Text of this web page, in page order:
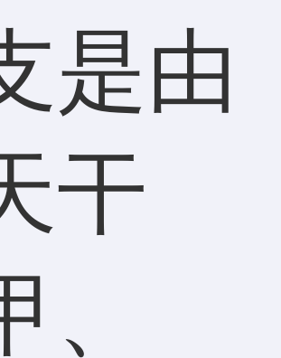
是由
干
、